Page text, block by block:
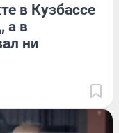
в Кузбассе
а в
ни